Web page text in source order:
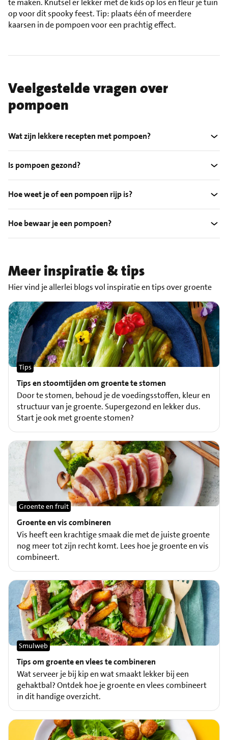
te maken. Knutsel er lekker met de kids op los en fleur je tuin
op voor dit spooky feest. Tip: plaats één of meerdere
kaarsen in de pompoen voor een prachtig effect.
Veelgestelde vragen over
pompoen
Wat zijn lekkere recepten met pompoen?
Is pompoen gezond?
Hoe weet je of een pompoen rijp is?
Hoe bewaar je een pompoen?
Meer inspiratie & tips
Hier vind je allerlei blogs vol inspiratie en tips over groente
Tips en stoomtijden om groente te stomen
Tips
Door te stomen, behoud je de voedingsstoffen, kleur en
structuur van je groente. Supergezond en lekker dus.
Start je ook met groente stomen?
Groente en vis combineren
Groente en fruit
Vis heeft een krachtige smaak die met de juiste groente
nog meer tot zijn recht komt. Lees hoe je groente en vis
combineert.
Tips om groente en vlees te combineren
Smulweb
Wat serveer je bij kip en wat smaakt lekker bij een
gehaktbal? Ontdek hoe je groente en vlees combineert
in dit handige overzicht.